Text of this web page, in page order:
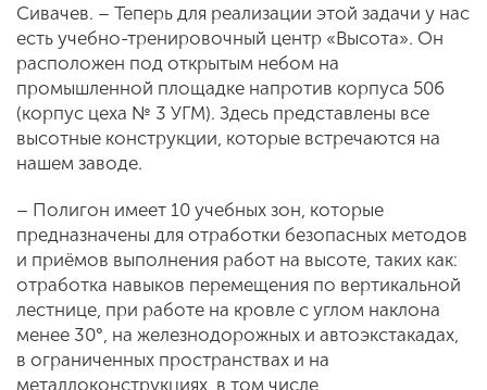
Сивачев. – Теперь для реализации этой задачи у нас
есть учебно-тренировочный центр «Высота». Он
расположен под открытым небом на
промышленной площадке напротив корпуса 506
(корпус цеха № 3 УГМ). Здесь представлены все
высотные конструкции, которые встречаются на
нашем заводе.
– Полигон имеет 10 учебных зон, которые
предназначены для отработки безопасных методов
и приёмов выполнения работ на высоте, таких как:
отработка навыков перемещения по вертикальной
лестнице, при работе на кровле с углом наклона
менее 30°, на железнодорожных и автоэкстакадах,
в ограниченных пространствах и на
металлоконструкциях, в том числе